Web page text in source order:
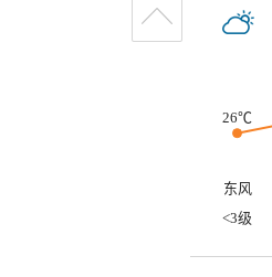
26℃
东风
<3级